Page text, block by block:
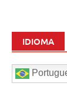
IDIOMA